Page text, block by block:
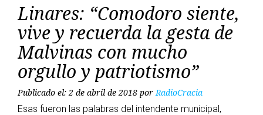
Linares: “Comodoro siente,
vive y recuerda la gesta de
Malvinas con mucho
orgullo y patriotismo”
Publicado el: 2 de abril de 2018 porRadioCracia
Esas fueron las palabras del intendente municipal,